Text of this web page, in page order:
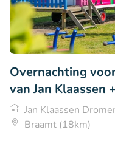
Overnachting
van Jan Klaassen
Jan Klaassen
Braamt (18km)